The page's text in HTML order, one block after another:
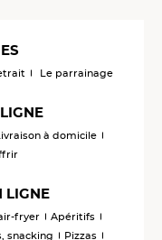
Le parrainage
à domicile
LIGNE
fryer
Apéritifs
snacking
Pizzas